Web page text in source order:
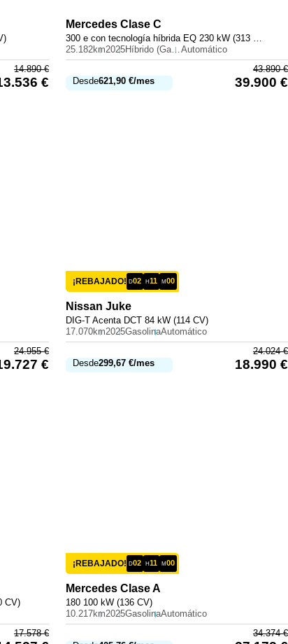
14.890€
€
Mercedes Clase C
25.182km2025 Híbrido (Gasolina) Automático
Desde621,90 €/mes
43.890€
39.900 €
24.955€
€
¡REBAJADO! D02 H11 M00
Nissan Juke
DIG-T Acenta DCT 84 kW (114 CV)
17.070km2025GasolinaAutomático
Desde299,67 €/mes
24.024€
18.990 €
CV)
17.578€
¡REBAJADO! D02 H11 M00
Mercedes Clase A
180 100 kW (136 CV)
10.217km2025GasolinaAutomático
34.374€